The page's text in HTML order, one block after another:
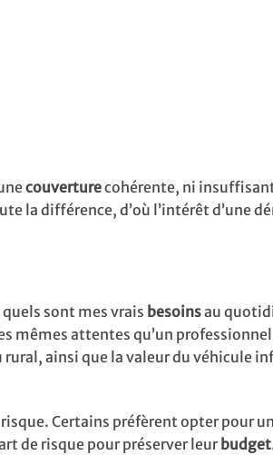
couverturecohérente, ni
la différence, d’où l’intérêt d’une
sont mes vrais besoinsau
mêmes attentes qu’un
ainsi que la valeur du véhicule
Certains préfèrent opter pour
de risque pour préserver leur budget